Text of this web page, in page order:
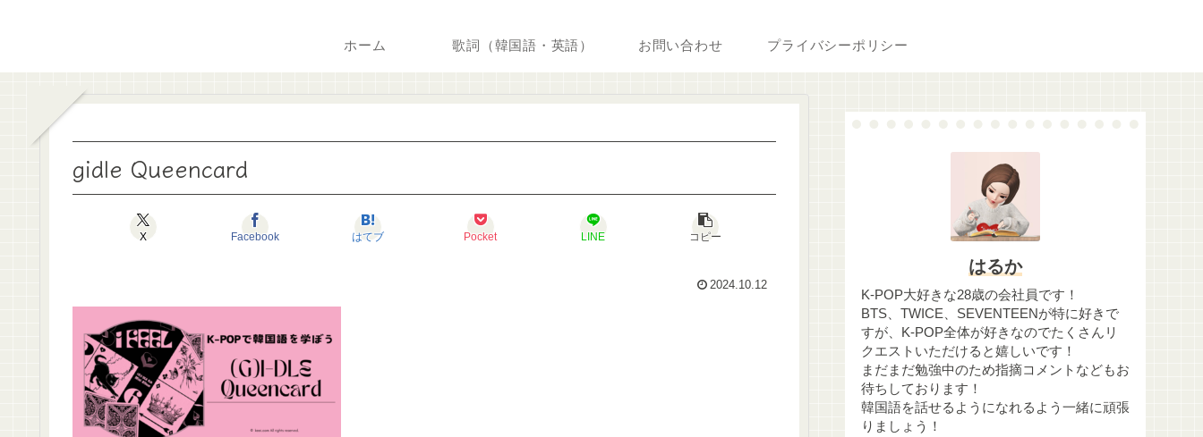
ホーム 歌詞（韓国語・英語） お問い合わせ プライバシーポリシー
gidle Queencard
X Facebook はてブ Pocket LINE コピー
2024.10.12
はるか
K-POP大好きな28歳の会社員です！
BTS、TWICE、SEVENTEENが特に好きで
すが、K-POP全体が好きなのでたくさんリ
クエストいただけると嬉しいです！
まだまだ勉強中のため指摘コメントなどもお
待ちしております！
韓国語を話せるようになれるよう一緒に頑張
りましょう！